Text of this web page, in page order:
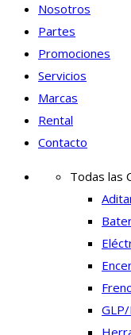
Nosotros
Partes
Promociones
Servicios
Marcas
Rental
Contacto
Todas las